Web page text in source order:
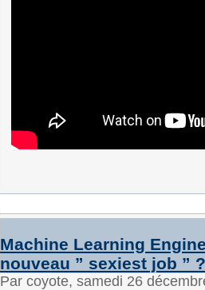
Machine Learning
nouveau ” sexiest job ” ?
Par coyote, samedi 26